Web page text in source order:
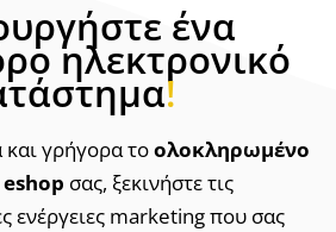
ένα
ηλεκτρονικό
!
γρήγορα τοολοκληρωμένο
σας, ξεκινήστε τις
ενέργειες marketing που σας